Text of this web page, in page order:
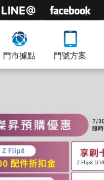
門市據點 門號方案